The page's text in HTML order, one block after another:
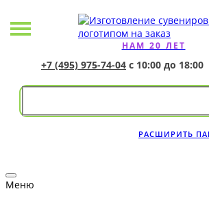
НАМ 20 ЛЕТ
+7 (495) 975-74-04 с 10:00 до 18:00
РАСШИРИТЬ
Меню